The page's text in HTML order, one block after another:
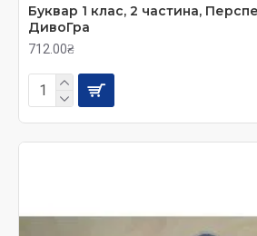
Буквар 1 клас, 2 частина,
ДивоГра
712.00₴